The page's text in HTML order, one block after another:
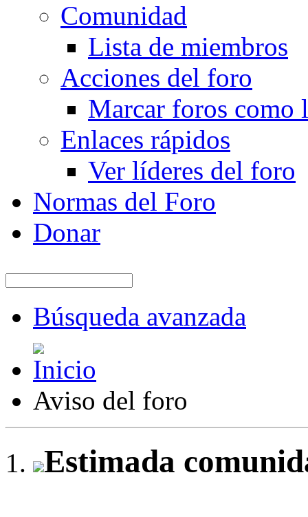
Comunidad
Lista de miembros
Acciones del foro
Marcar foros como
Enlaces rápidos
Ver líderes del foro
Normas del Foro
Donar
Búsqueda avanzada
Aviso del foro
Estimada